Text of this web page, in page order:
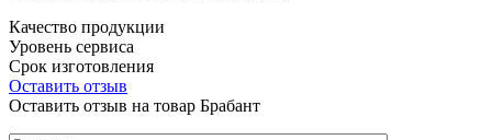
Качество продукции
Уровень сервиса
Срок изготовления
Оставить отзыв
Оставить отзыв на товар Брабант